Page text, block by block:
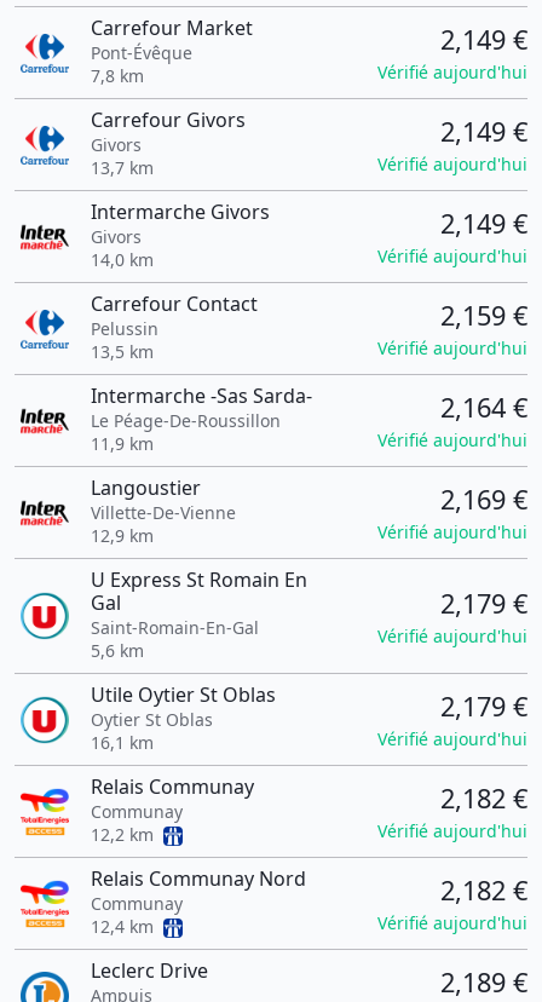
Carrefour Market
Pont-Évêque
7,8 km
2,149 €
Vérifié aujourd'hui
Carrefour Givors
Givors
13,7 km
2,149 €
Vérifié aujourd'hui
Intermarche Givors
Givors
14,0 km
2,149 €
Vérifié aujourd'hui
Carrefour Contact
Pelussin
13,5 km
2,159 €
Vérifié aujourd'hui
Intermarche -Sas Sarda-
Le Péage-De-Roussillon
11,9 km
2,164 €
Vérifié aujourd'hui
Langoustier
Villette-De-Vienne
12,9 km
2,169 €
Vérifié aujourd'hui
U Express St Romain En
Gal
Saint-Romain-En-Gal
5,6 km
2,179 €
Vérifié aujourd'hui
Utile Oytier St Oblas
Oytier St Oblas
16,1 km
2,179 €
Vérifié aujourd'hui
Relais Communay
Communay
12,2 km
2,182 €
Vérifié aujourd'hui
Relais Communay Nord
Communay
12,4 km
2,182 €
Vérifié aujourd'hui
Leclerc Drive
Ampuis
2,189 €